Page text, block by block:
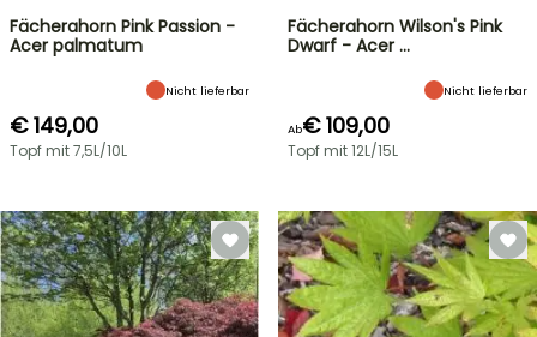
Fächerahorn Pink Passion -
Acer palmatum
Nicht lieferbar
€ 149,00
Topf mit 7,5L/10L
Fächerahorn Wilson's Pink
Dwarf - Acer …
Nicht lieferbar
Ab€ 109,00
Topf mit 12L/15L